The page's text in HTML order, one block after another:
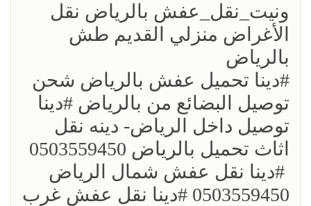
ونيت_نقل_عفش بالرياض نقل
الأغراض منزلي القديم طش
بالرياض
؜؜#دينا تحميل عفش بالرياض شحن
توصيل البضائع من بالرياض ؜#دينا
توصيل داخل الرياض- دينه نقل
اثاث تحميل بالرياض 0503559450
؜ ؜#دينا نقل عفش شمال الرياض
0503559450 ؜#دينا نقل عفش غرب